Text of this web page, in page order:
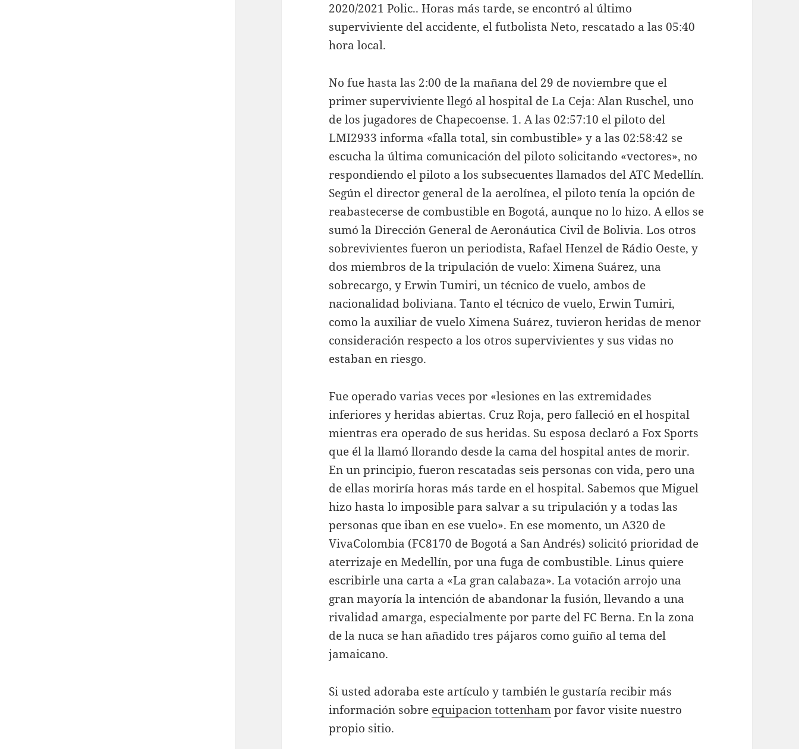
2020/2021 Polic.. Horas más tarde, se encontró al último
superviviente del accidente, el futbolista Neto, rescatado a las 05:40
hora local.
No fue hasta las 2:00 de la mañana del 29 de noviembre que el
primer superviviente llegó al hospital de La Ceja: Alan Ruschel, uno
de los jugadores de Chapecoense. 1. A las 02:57:10 el piloto del
LMI2933 informa «falla total, sin combustible» y a las 02:58:42 se
escucha la última comunicación del piloto solicitando «vectores», no
respondiendo el piloto a los subsecuentes llamados del ATC Medellín.
Según el director general de la aerolínea, el piloto tenía la opción de
reabastecerse de combustible en Bogotá, aunque no lo hizo. A ellos se
sumó la Dirección General de Aeronáutica Civil de Bolivia. Los otros
sobrevivientes fueron un periodista, Rafael Henzel de Rádio Oeste, y
dos miembros de la tripulación de vuelo: Ximena Suárez, una
sobrecargo, y Erwin Tumiri, un técnico de vuelo, ambos de
nacionalidad boliviana. Tanto el técnico de vuelo, Erwin Tumiri,
como la auxiliar de vuelo Ximena Suárez, tuvieron heridas de menor
consideración respecto a los otros supervivientes y sus vidas no
estaban en riesgo.
Fue operado varias veces por «lesiones en las extremidades
inferiores y heridas abiertas. Cruz Roja, pero falleció en el hospital
mientras era operado de sus heridas. Su esposa declaró a Fox Sports
que él la llamó llorando desde la cama del hospital antes de morir.
En un principio, fueron rescatadas seis personas con vida, pero una
de ellas moriría horas más tarde en el hospital. Sabemos que Miguel
hizo hasta lo imposible para salvar a su tripulación y a todas las
personas que iban en ese vuelo». En ese momento, un A320 de
VivaColombia (FC8170 de Bogotá a San Andrés) solicitó prioridad de
aterrizaje en Medellín, por una fuga de combustible. Linus quiere
escribirle una carta a «La gran calabaza». La votación arrojo una
gran mayoría la intención de abandonar la fusión, llevando a una
rivalidad amarga, especialmente por parte del FC Berna. En la zona
de la nuca se han añadido tres pájaros como guiño al tema del
jamaicano.
Si usted adoraba este artículo y también le gustaría recibir más
información sobre equipacion tottenhampor favor visite nuestro
propio sitio.